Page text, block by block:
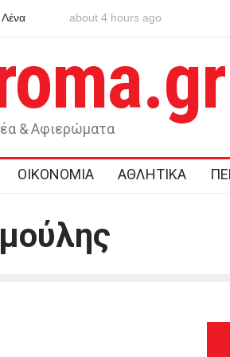
Πριν γίνει θρύλος: Ο Άντονι
about 4 hours ago
& Αφιερώματα
ΟΙΚΟΝΟΜΙΑ ΑΘΛΗΤΙΚΑ